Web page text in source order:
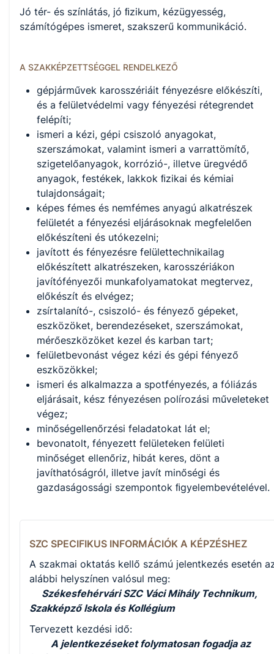
A képzést indító intézményeink
Iskola és Kollégium (igazgató: Némethné Erki Tímea))
Jó tér- és színlátás, jó ﬁzikum, kézügyesség,
számítógépes ismeret, szakszerű kommunikáció.
A SZAKKÉPZETTSÉGGEL RENDELKEZŐ
gépjárművek karosszériáit fényezésre előkészíti,
és a felületvédelmi vagy fényezési rétegrendet
felépíti;
ismeri a kézi, gépi csiszoló anyagokat,
szerszámokat, valamint ismeri a varrattömítő,
szigetelőanyagok, korrózió-, illetve üregvédő
anyagok, festékek, lakkok ﬁzikai és kémiai
tulajdonságait;
képes fémes és nemfémes anyagú alkatrészek
felületét a fényezési eljárásoknak megfelelően
előkészíteni és utókezelni;
javított és fényezésre felülettechnikailag
előkészített alkatrészeken, karosszériákon
javítófényezői munkafolyamatokat megtervez,
előkészít és elvégez;
zsírtalanító-, csiszoló- és fényező gépeket,
eszközöket, berendezéseket, szerszámokat,
mérőeszközöket kezel és karban tart;
felületbevonást végez kézi és gépi fényező
eszközökkel;
ismeri és alkalmazza a spotfényezés, a fóliázás
eljárásait, kész fényezésen polírozási műveleteket
végez;
minőségellenőrzési feladatokat lát el;
bevonatolt, fényezett felületeken felületi
minőséget ellenőriz, hibát keres, dönt a
javíthatóságról, illetve javít minőségi és
gazdaságossági szempontok ﬁgyelembevételével.
SZC SPECIFIKUS INFORMÁCIÓK A KÉPZÉSHEZ
A szakmai oktatás kellő számú jelentkezés esetén
alábbi helyszínen valósul meg:
Székesfehérvári SZC Váci Mihály Technikum,
Szakképző Iskola és Kollégium
Tervezett kezdési idő:
A jelentkezéseket folymatosan fogadja az